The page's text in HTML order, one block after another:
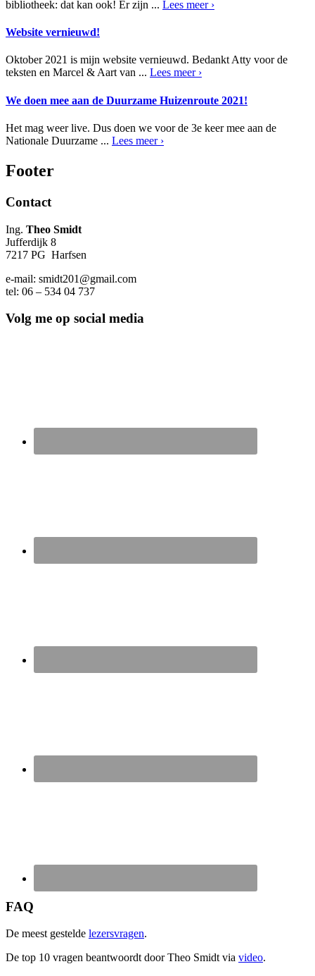
bibliotheek: dat kan ook! Er zijn ... Lees meer ›
Website vernieuwd!
Oktober 2021 is mijn website vernieuwd. Bedankt Atty voor de
teksten en Marcel & Aart van ... Lees meer ›
We doen mee aan de Duurzame Huizenroute 2021!
Het mag weer live. Dus doen we voor de 3e keer mee aan de
Nationale Duurzame ... Lees meer ›
Footer
Contact
Ing. Theo Smidt
Jufferdijk 8
7217 PG Harfsen
e-mail: smidt201@gmail.com
tel: 06 – 534 04 737
Volg me op social media
FAQ
De meest gestelde lezersvragen.
De top 10 vragen beantwoordt door Theo Smidt via video.